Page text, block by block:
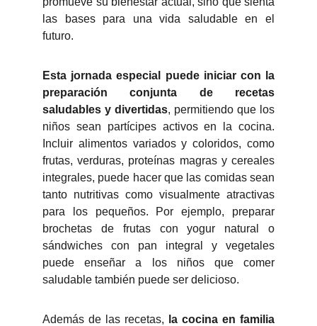
las bases para una vida saludable en el
futuro.
Esta jornada especial puede iniciar con la
preparación conjunta de recetas
saludables y divertidas, permitiendo que los
niños sean partícipes activos en la cocina.
Incluir alimentos variados y coloridos, como
frutas, verduras, proteínas magras y cereales
integrales, puede hacer que las comidas sean
tanto nutritivas como visualmente atractivas
para los pequeños. Por ejemplo, preparar
brochetas de frutas con yogur natural o
sándwiches con pan integral y vegetales
puede enseñar a los niños que comer
saludable también puede ser delicioso.
Además de las recetas,
la cocina en familia